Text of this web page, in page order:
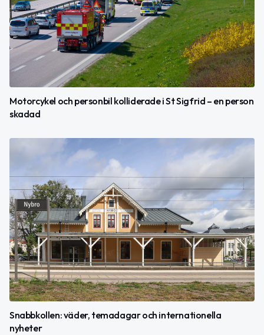
Motorcykel och personbil kolliderade i St Sigfrid – en person
skadad
Snabbkollen: väder, temadagar och internationella
nyheter